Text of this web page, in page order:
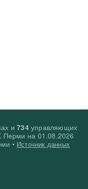
и734управляющих
Перми на 01.08.2026
• Источник данных